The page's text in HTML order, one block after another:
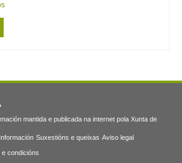
mantida e publicada na internet pola Xunta de
Suxestións e queixas Aviso legal
e condicións